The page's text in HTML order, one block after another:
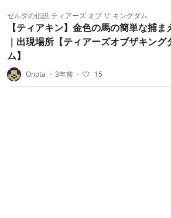
ゼルダの伝説 ティアーズ オブ ザ キングダム
【ティアキン】金色の馬の簡単な捕ま
｜出現場所【ティアーズオブザキング
ム】
Onota ・ 3年前 ・ 15